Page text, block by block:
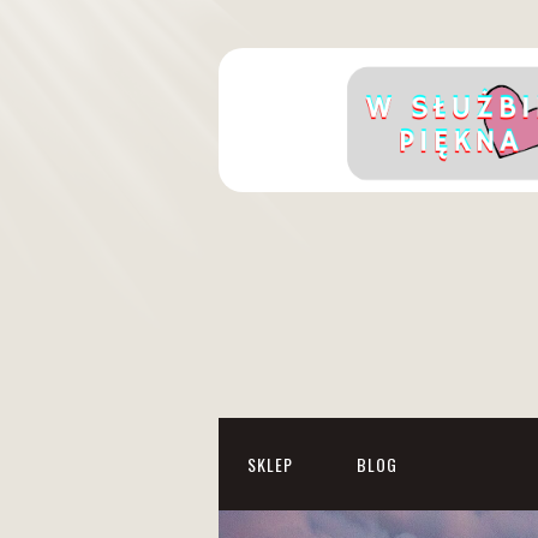
SKLEP BLOG